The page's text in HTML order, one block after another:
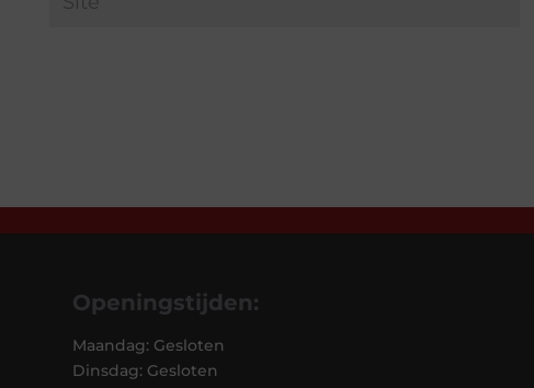
Openingstijden:
Maandag: Gesloten
Dinsdag: Gesloten